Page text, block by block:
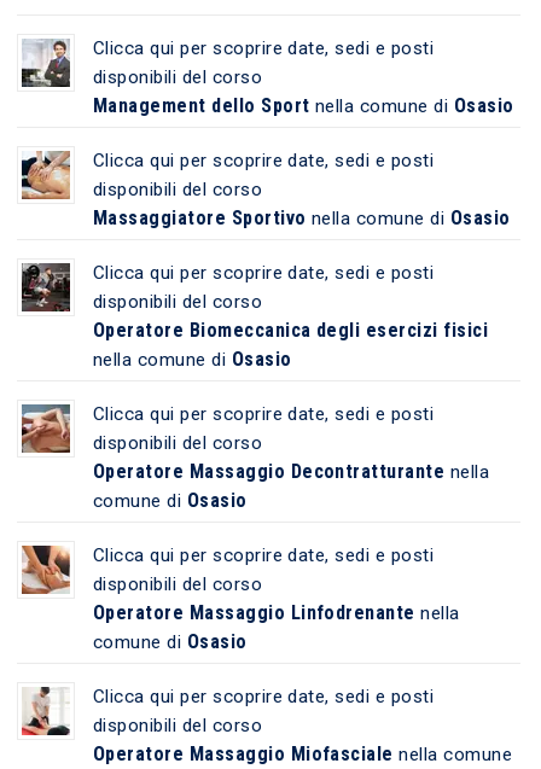
Clicca qui per scoprire date, sedi e posti
disponibili del corso
Management dello Sport nella comune di Osasio
Clicca qui per scoprire date, sedi e posti
disponibili del corso
Massaggiatore Sportivo nella comune di Osasio
Clicca qui per scoprire date, sedi e posti
disponibili del corso
Operatore Biomeccanica degli esercizi fisici
nella comune di Osasio
Clicca qui per scoprire date, sedi e posti
disponibili del corso
Operatore Massaggio Decontratturante nella
comune di Osasio
Clicca qui per scoprire date, sedi e posti
disponibili del corso
Operatore Massaggio Linfodrenante nella
comune di Osasio
Clicca qui per scoprire date, sedi e posti
disponibili del corso
Operatore Massaggio Miofasciale nella comune